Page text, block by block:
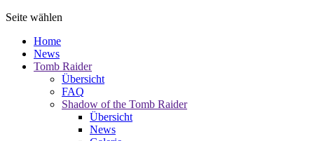
Seite wählen
Home
News
Tomb Raider
Übersicht
FAQ
Shadow of the Tomb Raider
Übersicht
News